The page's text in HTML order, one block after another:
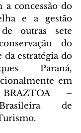
a concessão do
e a gestão
outras sete
do
da estratégia do
Paraná,
em
–
de